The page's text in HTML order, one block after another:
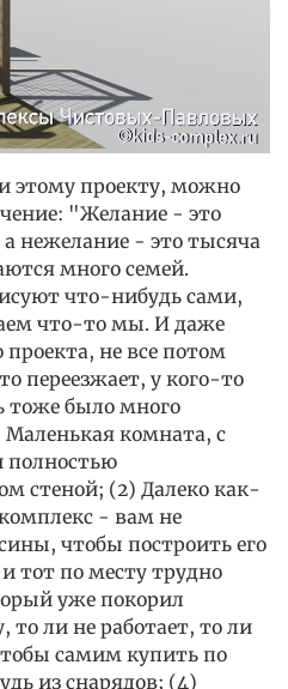
этому проекту, можно
"Желание - это
нежелание - это тысяча
много семей.
что-нибудь сами,
что-то мы. И даже
проекта, не все потом
переезжает, у кого-то
тоже было много
комната, с
стеной; (2) Далеко как-
- вам не
чтобы построить его
тот по месту трудно
уже покорил
то ли не работает, то ли
самим купить по
из снарядов; (4)